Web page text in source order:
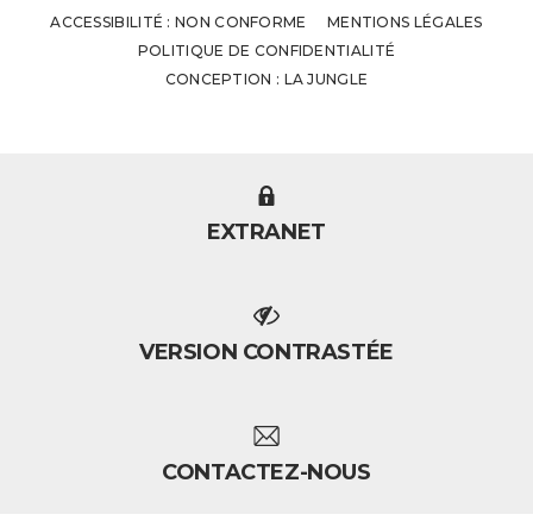
ACCESSIBILITÉ : NON CONFORME
MENTIONS LÉGALES
POLITIQUE DE CONFIDENTIALITÉ
CONCEPTION : LA JUNGLE
EXTRANET
VERSION CONTRASTÉE
CONTACTEZ-NOUS